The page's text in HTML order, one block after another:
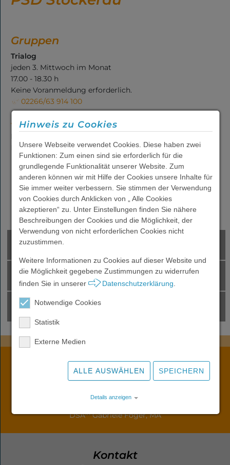
Psychosozialer Dienst
(PSD)
Beratung von Kindern
psychisch kranker
Eltern (KIPKE)
Suchtberatung
Freizeit
Berufliche
Integration
Akademie
Über uns
Gruppen
Trialog
jeden 3. Mittwoch im Monat
17.00 - 18.30 h
Keine Voranmeldung erforderlich.
02266/63 914 100
Spezielles Angebot
Details zu diesem Angebot finden Sie
hier.
Kostenträger:
Suche
YouTube Podcast
Events
Leitung
Ärztliche Leitung / Leitung Ambulanz
DSAinGabriele Föger, MA
Kontakt
Hinweis zu Cookies
Unsere Webseite verwendet Cookies. Diese haben zwei
Funktionen: Zum einen sind sie erforderlich für die
grundlegende Funktionalität unserer Website. Zum
anderen können wir mit Hilfe der Cookies unsere Inhalte für
Sie immer weiter verbessern. Sie stimmen der Verwendung
von Cookies durch Anklicken von „ Alle Cookies
akzeptieren“ zu. Unter Einstellungen finden Sie nähere
Beschreibungen der Cookies und die Möglichkeit, der
Verwendung von nicht erforderlichen Cookies nicht
zuzustimmen.
Weitere Informationen zu Cookies auf dieser Website und
die Möglichkeit gegebene Zustimmungen zu widerrufen
finden Sie in unserer
Datenschutzerklärung
Notwendige Cookies
Statistik
Externe Medien
ALLE AUSWÄHLEN SPEICHERN
Details anzeigen
Impressum|Datenschutz